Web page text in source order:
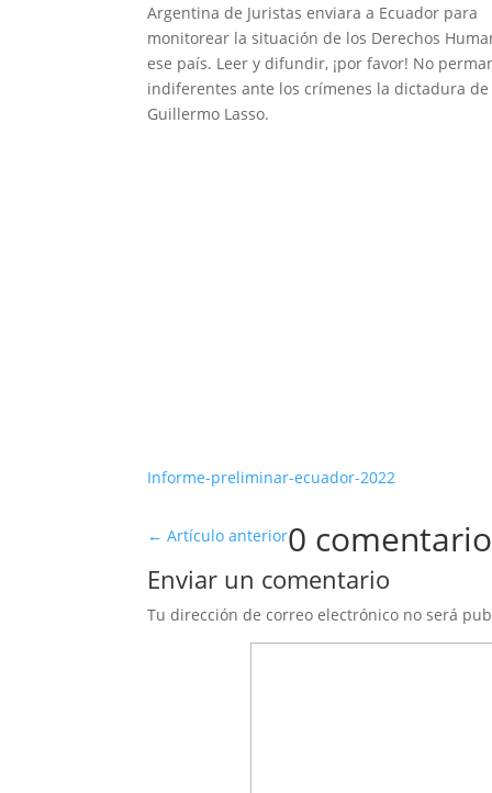
Argentina de Juristas enviara a Ecuador para
monitorear la situación de los Derechos
ese país. Leer y difundir, ¡por favor! No
indiferentes ante los crímenes la dictadura de
Guillermo Lasso.
Informe-preliminar-ecuador-2022
←Artículo anterior0
Enviar un comentario
Tu dirección de correo electrónico no será